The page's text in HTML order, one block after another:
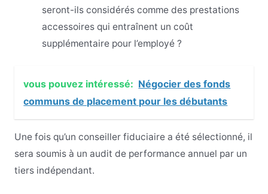
seront-ils considérés comme des prestations
accessoires qui entraînent un coût
supplémentaire pour l’employé ?
vous pouvez intéressé: Négocier des fonds
communs de placement pour les débutants
Une fois qu’un conseiller fiduciaire a été sélectionné, il
sera soumis à un audit de performance annuel par un
tiers indépendant.